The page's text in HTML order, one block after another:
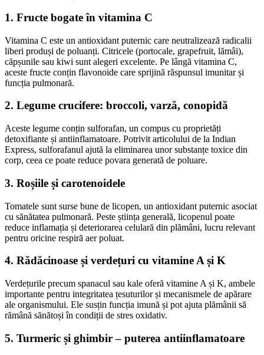
1. Fructe bogate în vitamina C
Vitamina C este un antioxidant puternic care neutralizează radicalii
liberi produși de poluanți. Citricele (portocale, grapefruit, lămâi),
căpșunile sau kiwi sunt alegeri excelente. Pe lângă vitamina C,
aceste fructe conțin flavonoide care sprijină răspunsul imunitar și
funcția pulmonară.
2. Legume crucifere: broccoli, varză, conopidă
Aceste legume conțin sulforafan, un compus cu proprietăți
detoxifiante și antiinflamatoare. Potrivit articolului de la Indian
Express, sulforafanul ajută la eliminarea unor substanțe toxice din
corp, ceea ce poate reduce povara generată de poluare.
3. Roșiile și carotenoidele
Tomatele sunt surse bune de licopen, un antioxidant puternic asociat
cu sănătatea pulmonară. Peste știința generală, licopenul poate
reduce inflamația și deteriorarea celulară din plămâni, lucru relevant
pentru oricine respiră aer poluat.
4. Rădăcinoase și verdețuri cu vitamine A și K
Verdețurile precum spanacul sau kale oferă vitamine A și K, ambele
importante pentru integritatea țesuturilor și mecanismele de apărare
ale organismului. Ele susțin funcția imună și pot ajuta plămânii să
rămână sănătoși în condiții de stres oxidativ.
5. Turmeric și ghimbir – puterea antiinflamatoare